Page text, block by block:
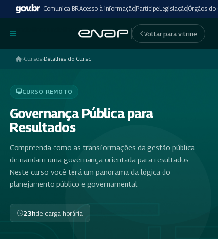
Comunica BRAcesso à informaçãoParticipeLegislaçãoÓrgãos do
Voltar para vitrine
›Cursos›Detalhes do Curso
CURSO REMOTO
Governança Pública para
Resultados
Compreenda como as transformações da gestão pública
demandam uma governança orientada para resultados.
Neste curso você terá um panorama da lógica do
planejamento público e governamental.
23hde carga horária